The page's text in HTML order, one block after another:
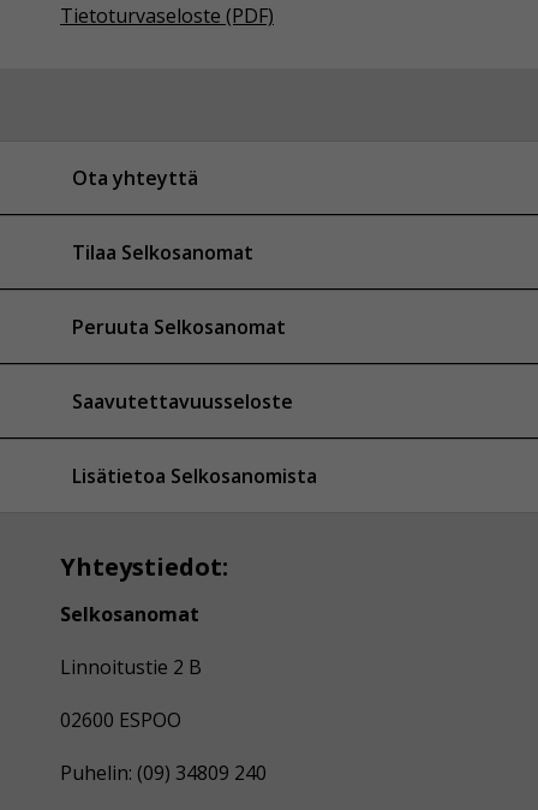
Tietoturvaseloste (PDF)
Ota yhteyttä
Tilaa Selkosanomat
Peruuta Selkosanomat
Saavutettavuusseloste
Lisätietoa Selkosanomista
Yhteystiedot:
Selkosanomat
Linnoitustie 2 B
02600 ESPOO
Puhelin: (09) 34809 240